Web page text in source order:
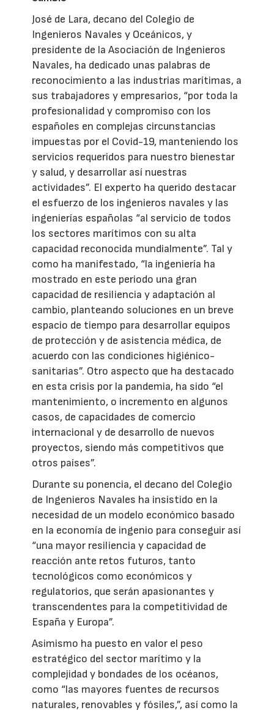
José de Lara, decano del Colegio de
Ingenieros Navales y Oceánicos, y
presidente de la Asociación de Ingenieros
Navales, ha dedicado unas palabras de
reconocimiento a las industrias marítimas, a
sus trabajadores y empresarios, “por toda la
profesionalidad y compromiso con los
españoles en complejas circunstancias
impuestas por el Covid-19, manteniendo los
servicios requeridos para nuestro bienestar
y salud, y desarrollar así nuestras
actividades”. El experto ha querido destacar
el esfuerzo de los ingenieros navales y las
ingenierías españolas “al servicio de todos
los sectores marítimos con su alta
capacidad reconocida mundialmente”. Tal y
como ha manifestado, “la ingeniería ha
mostrado en este periodo una gran
capacidad de resiliencia y adaptación al
cambio, planteando soluciones en un breve
espacio de tiempo para desarrollar equipos
de protección y de asistencia médica, de
acuerdo con las condiciones higiénico-
sanitarias”. Otro aspecto que ha destacado
en esta crisis por la pandemia, ha sido “el
mantenimiento, o incremento en algunos
casos, de capacidades de comercio
internacional y de desarrollo de nuevos
proyectos, siendo más competitivos que
otros países”.
Durante su ponencia, el decano del Colegio
de Ingenieros Navales ha insistido en la
necesidad de un modelo económico basado
en la economía de ingenio para conseguir así
“una mayor resiliencia y capacidad de
reacción ante retos futuros, tanto
tecnológicos como económicos y
regulatorios, que serán apasionantes y
transcendentes para la competitividad de
España y Europa”.
Asimismo ha puesto en valor el peso
estratégico del sector marítimo y la
complejidad y bondades de los océanos,
como “las mayores fuentes de recursos
naturales, renovables y fósiles,”, así como la